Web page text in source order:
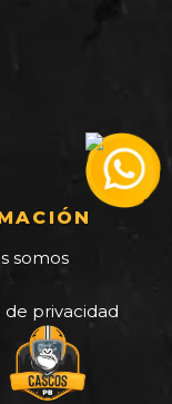
somos
de privacidad